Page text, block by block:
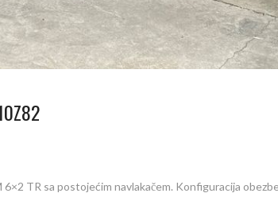
6×2 TR sa postojećim navlakačem. Konfiguracija